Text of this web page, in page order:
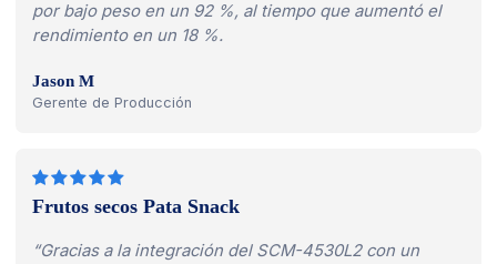
por bajo peso en un 92 %, al tiempo que aumentó el
rendimiento en un 18 %.
Jason M
Gerente de Producción
Frutos secos Pata Snack
“Gracias a la integración del SCM-4530L2 con un